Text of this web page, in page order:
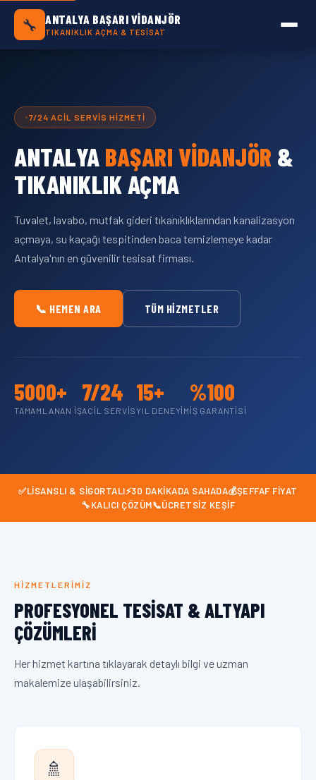
Antalya Başarı Vidanjör — Antalya Geneli
🔧 ANTALYA BAŞARI VIDANJÖR
TIKANIKLIK AÇMA & TESISAT
7/24 ACIL SERVIS HIZMETI
ANTALYA BAŞARI VIDANJÖR &
TIKANIKLIK AÇMA
Tuvalet, lavabo, mutfak gideri tıkanıklıklarından kanalizasyon
açmaya, su kaçağı tespitinden baca temizlemeye kadar
Antalya'nın en güvenilir tesisat firması.
📞 HEMEN ARA TÜM HIZMETLER
5000+
TAMAMLANAN İŞ
7/24
ACIL SERVIS
15+
YIL DENEYIM
%100
İŞ GARANTISI
✅LISANSLI & SIGORTALI⚡30 DAKIKADA SAHADA💰ŞEFFAF FIYAT
🔧KALICI ÇÖZÜM📞ÜCRETSIZ KEŞIF
HIZMETLERIMIZ
PROFESYONEL TESISAT & ALTYAPI
ÇÖZÜMLERI
Her hizmet kartına tıklayarak detaylı bilgi ve uzman
makalemize ulaşabilirsiniz.
🚿